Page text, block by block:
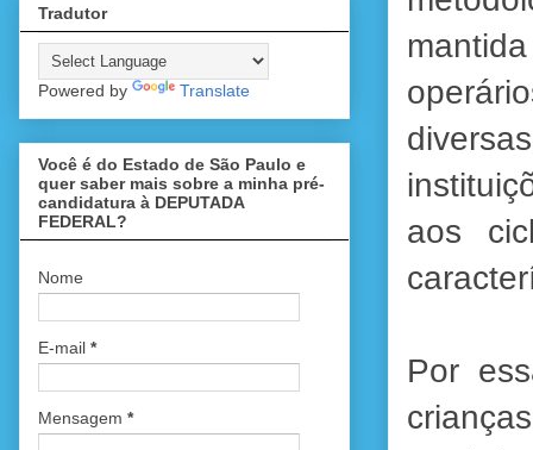
aos
Por
Tradutor
Powered by Translate
Você é do Estado de São Paulo e
quer saber mais sobre a minha pré-
candidatura à DEPUTADA
FEDERAL?
Nome
E-mail *
Mensagem *